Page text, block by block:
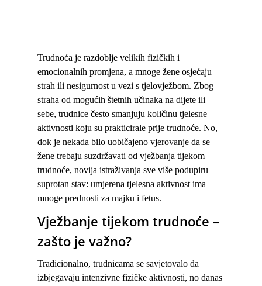
Trudnoća je razdoblje velikih fizičkih i
emocionalnih promjena, a mnoge žene osjećaju
strah ili nesigurnost u vezi s tjelovježbom. Zbog
straha od mogućih štetnih učinaka na dijete ili
sebe, trudnice često smanjuju količinu tjelesne
aktivnosti koju su prakticirale prije trudnoće. No,
dok je nekada bilo uobičajeno vjerovanje da se
žene trebaju suzdržavati od vježbanja tijekom
trudnoće, novija istraživanja sve više podupiru
suprotan stav: umjerena tjelesna aktivnost ima
mnoge prednosti za majku i fetus.
Vježbanje tijekom trudnoće –
zašto je važno?
Tradicionalno, trudnicama se savjetovalo da
izbjegavaju intenzivne fizičke aktivnosti, no danas